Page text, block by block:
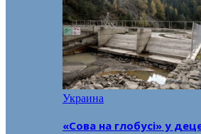
Украина
«Сова на глобусі» у